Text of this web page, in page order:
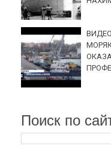
Поиск по